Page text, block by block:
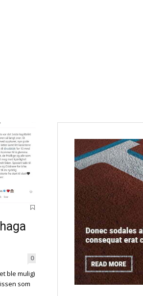
0
ble mulig)
som